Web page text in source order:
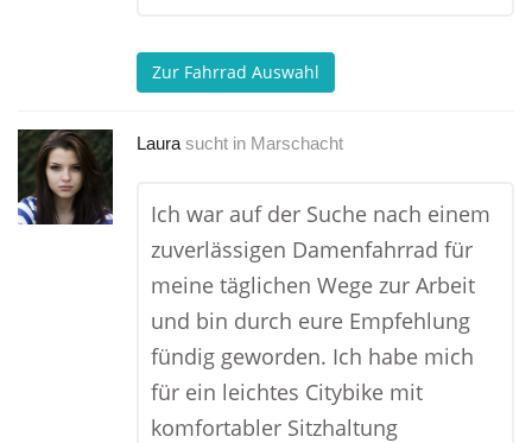
Zur Fahrrad Auswahl
Laura sucht in Marschacht
Ich war auf der Suche nach einem
zuverlässigen Damenfahrrad für
meine täglichen Wege zur Arbeit
und bin durch eure Empfehlung
fündig geworden. Ich habe mich
für ein leichtes Citybike mit
komfortabler Sitzhaltung